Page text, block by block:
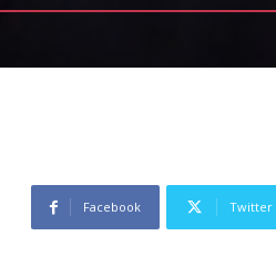
Facebook Twitter